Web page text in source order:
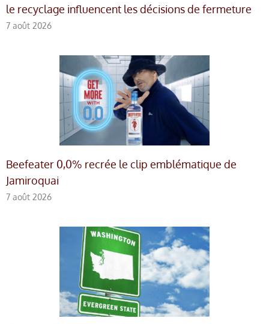
le recyclage influencent les décisions de fermeture
7 août 2026
Beefeater 0,0% recrée le clip emblématique de
Jamiroquai
7 août 2026